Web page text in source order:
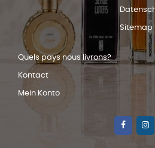
Sitemap
Quels pays nous livrons?
Kontact
Mein Konto